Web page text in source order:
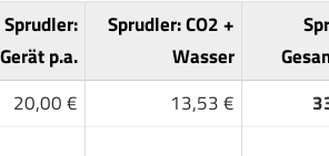
Sprudler:
Gerät p.a.
Sprudler: CO2 +
Wasser
20,00 € 13,53 €